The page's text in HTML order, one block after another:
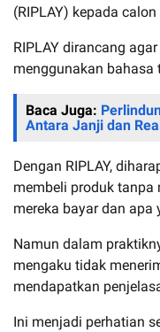
(RIPLAY) kepada
RIPLAY dirancang
menggunakan bahasa
Baca Juga:
Antara Janji dan
Dengan RIPLAY,
membeli produk tanpa
mereka bayar dan apa
Namun dalam
mengaku tidak
mendapatkan
Ini menjadi perhatian